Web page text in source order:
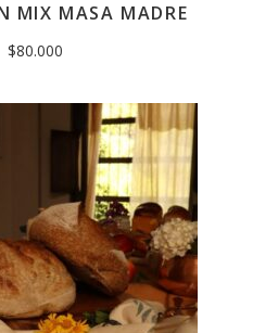
MIX MASA MADRE
$80.000